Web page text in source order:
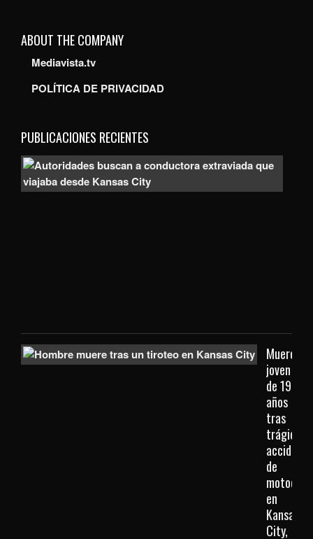
ABOUT THE COMPANY
Mediavista.tv
POLÍTICA DE PRIVACIDAD
PUBLICACIONES RECIENTES
Muere
joven
de 19
años
tras
trágico
accidente
de
en
Kansas
City,